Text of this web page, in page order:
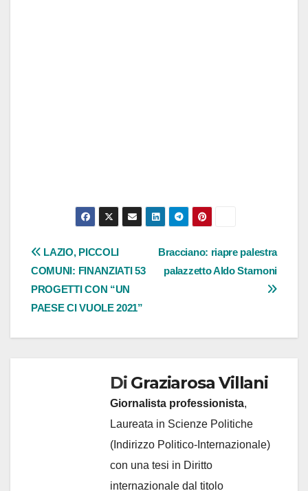
Navigazione
articoli
Bracciano: riapre palestra
palazzetto Aldo Starnoni
LAZIO, PICCOLI
COMUNI: FINANZIATI 53
PROGETTI CON “UN
PAESE CI VUOLE 2021”
Di Graziarosa Villani
Giornalista professionista,
Laureata in Scienze Politiche
(Indirizzo Politico-Internazionale)
con una tesi in Diritto
internazionale dal titolo